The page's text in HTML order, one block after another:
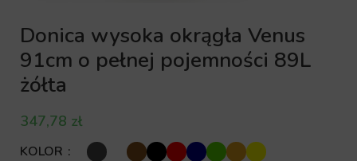
Donica wysoka okrągła Venus
91cm o pełnej pojemności 89L
żółta
zł
KOLOR